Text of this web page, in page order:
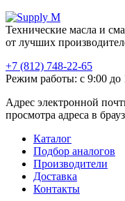
Технические масла и
от лучших
+7 (812) 748-22-65
Режим работы: с 9:00 до
Адрес электронной
просмотра адреса в
Каталог
Подбор аналогов
Производители
Доставка
Контакты